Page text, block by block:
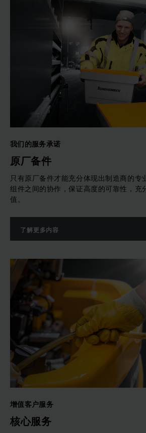
我们的服务承诺
原厂备件
只有原厂备件才能充分体现出制造商的专
组件之间的协作，保证高度的可靠性，充
值。
了解更多内容
增值客户服务
核心服务